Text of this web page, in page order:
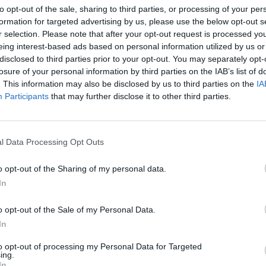
opt-out of the sale, sharing to third parties, or processing of your
for targeted advertising by us, please use the below opt-out
selection. Please note that after your opt-out request is processed
interest-based ads based on personal information utilized by us
to third parties prior to your opt-out. You may separately
of your personal information by third parties on the IAB’s list of
This information may also be disclosed by us to third parties on the
Participants that may further disclose it to other third parties.
Data Processing Opt Outs
opt-out of the Sharing of my personal data.
opt-out of the Sale of my Personal Data.
opt-out of processing my Personal Data for Targeted
del secondo tempo
(risposta di Cakir) e Mac Allister
Slot gioca le carte Frimpong e
Salah. Al 63' viene annullato un gol a
ma al 66' Yilmaz sbaglia in uscita, Ekitikè
risposta pazzesca a una mano di Cakir, che
73' viene annullato un gol ai Reds, per fallo
scorre, Osimhen impegna ancora
di testa, ma mette alto di poco. Gli sforzi
1-0 il match.
e voti per il